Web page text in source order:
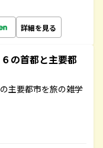
詳細を見る
の首都と主要都
主要都市を旅の雑学